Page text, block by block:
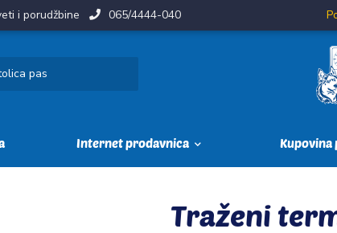
i porudžbine 065/4444-040
Internet prodavnica Kupovina
Traženi